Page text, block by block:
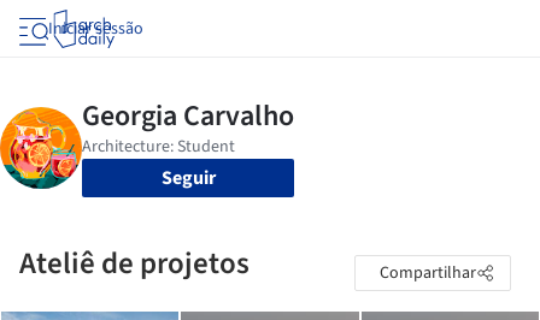
Iniciar sessão
Seguir
Ateliê de projetos Compartilhar